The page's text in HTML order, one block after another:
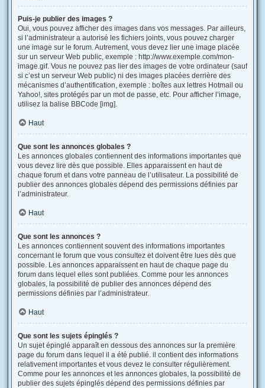
Puis-je publier des images ?
Oui, vous pouvez afficher des images dans vos messages. Par ailleurs,
si l’administrateur a autorisé les fichiers joints, vous pouvez charger
une image sur le forum. Autrement, vous devez lier une image placée
sur un serveur Web public, exemple : http://www.exemple.com/mon-
image.gif. Vous ne pouvez pas lier des images de votre ordinateur (sauf
si c’est un serveur Web public) ni des images placées derrière des
mécanismes d’authentification, exemple : boîtes aux lettres Hotmail ou
Yahoo!, sites protégés par un mot de passe, etc. Pour afficher l’image,
utilisez la balise BBCode [img].
Haut
Que sont les annonces globales ?
Les annonces globales contiennent des informations importantes que
vous devez lire dès que possible. Elles apparaissent en haut de
chaque forum et dans votre panneau de l’utilisateur. La possibilité de
publier des annonces globales dépend des permissions définies par
l’administrateur.
Haut
Que sont les annonces ?
Les annonces contiennent souvent des informations importantes
concernant le forum que vous consultez et doivent être lues dès que
possible. Les annonces apparaissent en haut de chaque page du
forum dans lequel elles sont publiées. Comme pour les annonces
globales, la possibilité de publier des annonces dépend des
permissions définies par l’administrateur.
Haut
Que sont les sujets épinglés ?
Un sujet épinglé apparaît en dessous des annonces sur la première
page du forum dans lequel il a été publié. il contient des informations
relativement importantes et vous devez le consulter régulièrement.
Comme pour les annonces et les annonces globales, la possibilité de
publier des sujets épinglés dépend des permissions définies par